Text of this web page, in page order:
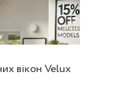
вікон Velux